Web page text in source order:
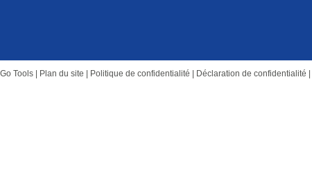
Tools | Plan du site Politique de confidentialité Déclaration de confidentialité